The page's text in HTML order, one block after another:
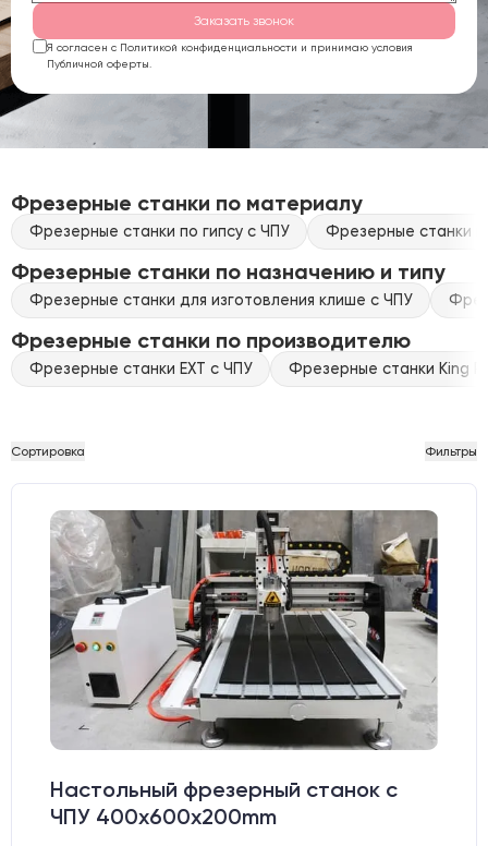
Заказать звонок
Я согласен с Политикой конфиденциальности и принимаю условия
Публичной оферты.
Фрезерные станки по материалу
Фрезерные станки по гипсу с ЧПУ Фрезерные станки
Фрезерные станки по назначению и типу
Фрезерные станки для изготовления клише с ЧПУ
Фрезерные станки по производителю
Фрезерные станки EXT с ЧПУ Фрезерные станки King
Сортировка Фильтры
Настольный фрезерный станок с
ЧПУ 400x600x200mm